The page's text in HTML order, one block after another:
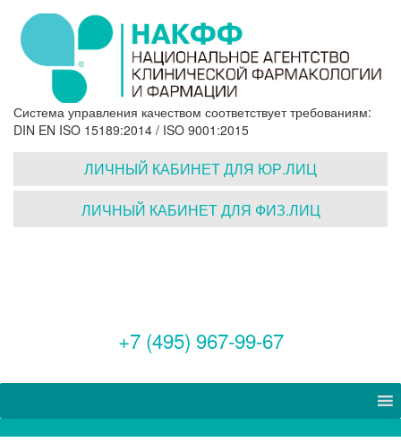
Система управления качеством соответствует требованиям:
DIN EN ISO 15189:2014 / ISO 9001:2015
ЛИЧНЫЙ КАБИНЕТ ДЛЯ ЮР.ЛИЦ
ЛИЧНЫЙ КАБИНЕТ ДЛЯ ФИЗ.ЛИЦ
+7 (495) 967-99-67